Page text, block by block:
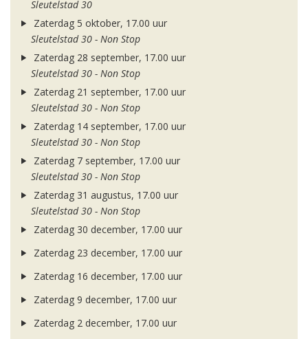
Sleutelstad 30
Zaterdag 5 oktober, 17.00 uur
Sleutelstad 30 - Non Stop
Zaterdag 28 september, 17.00 uur
Sleutelstad 30 - Non Stop
Zaterdag 21 september, 17.00 uur
Sleutelstad 30 - Non Stop
Zaterdag 14 september, 17.00 uur
Sleutelstad 30 - Non Stop
Zaterdag 7 september, 17.00 uur
Sleutelstad 30 - Non Stop
Zaterdag 31 augustus, 17.00 uur
Sleutelstad 30 - Non Stop
Zaterdag 30 december, 17.00 uur
Zaterdag 23 december, 17.00 uur
Zaterdag 16 december, 17.00 uur
Zaterdag 9 december, 17.00 uur
Zaterdag 2 december, 17.00 uur